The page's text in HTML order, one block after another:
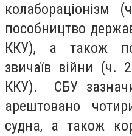
пособництво
ККУ), а також
звичаїв війни
ККУ). СБУ
арештовано
судна, а також